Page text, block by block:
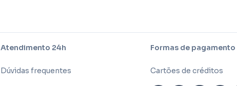
Atendimento 24h
Dúvidas frequentes
Formas de pagamento
Cartões de créditos